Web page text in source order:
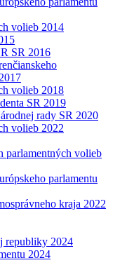
volieb 2014
SR 2016
volieb 2018
SR 2019
rady SR 2020
volieb 2022
parlamentných volieb
parlamentu
kraja 2022
republiky 2024
2024